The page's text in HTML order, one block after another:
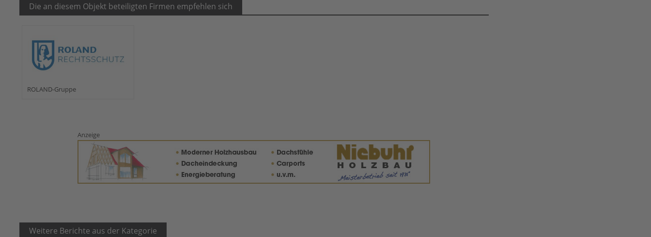
Die an diesem Objekt beteiligten Firmen empfehlen sich
ROLAND-Gruppe
Anzeige
Weitere Berichte aus der Kategorie